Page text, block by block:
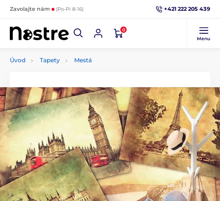
Zavolajte nám (Po-Pi 8-16) +421 222 205 439
0
Menu
Úvod Tapety Mestá